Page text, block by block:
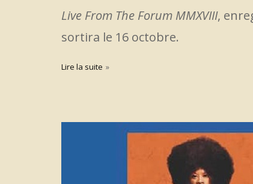
Live From The Forum MMXVIII,
sortira le 16 octobre.
Lire la suite